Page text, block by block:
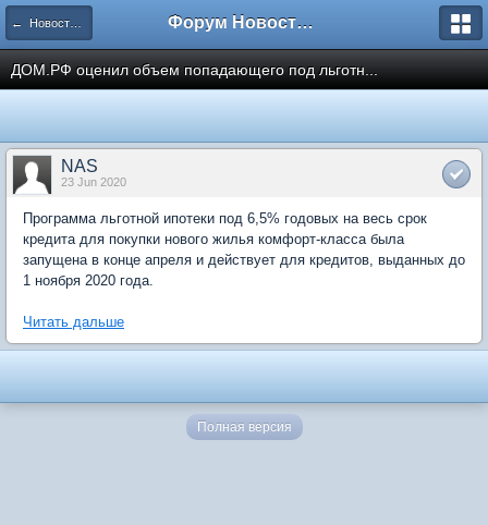
← Новости рынка недвижимости Форум Новостройки
ДОМ.РФ оценил объем попадающего под льготн...
NAS
23 Jun 2020
Программа льготной ипотеки под 6,5% годовых на весь срок
кредита для покупки нового жилья комфорт-класса была
запущена в конце апреля и действует для кредитов, выданных до
1 ноября 2020 года.
Читать дальше
Полная версия